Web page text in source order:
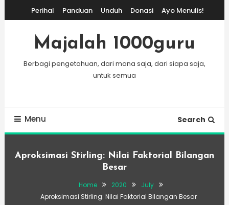
To
Content
Perihal Panduan Unduh Donasi Ayo Menulis!
Majalah 1000guru
Berbagi pengetahuan, dari mana saja, dari siapa saja,
untuk semua
Menu Search
Aproksimasi Stirling: Nilai Faktorial Bilangan
Besar
Home 2020
July
Aproksimasi Stirling: Nilai Faktorial Bilangan Besar